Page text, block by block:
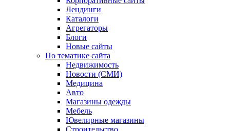
Лендинги
Каталоги
Агрегаторы
Блоги
Новые сайты
По тематике сайта
Недвижимость
Новости (СМИ)
Медицина
Авто
Магазины одежды
Мебель
Ювелирные магазины
Строительство